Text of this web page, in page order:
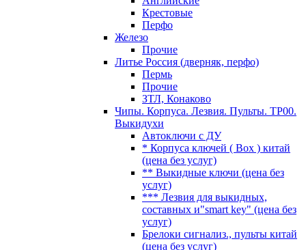
Крестовые
Перфо
Железо
Прочие
Литье Россия (дверняк, перфо)
Пермь
Прочие
ЗТЛ, Конаково
Чипы. Корпуса. Лезвия. Пульты. TP00.
Выкидухи
Автоключи с ДУ
* Корпуса ключей ( Box ) китай
(цена без услуг)
** Выкидные ключи (цена без
услуг)
*** Лезвия для выкидных,
составных и"smart key" (цена без
услуг)
Брелоки сигнализ., пульты китай
(цена без услуг)